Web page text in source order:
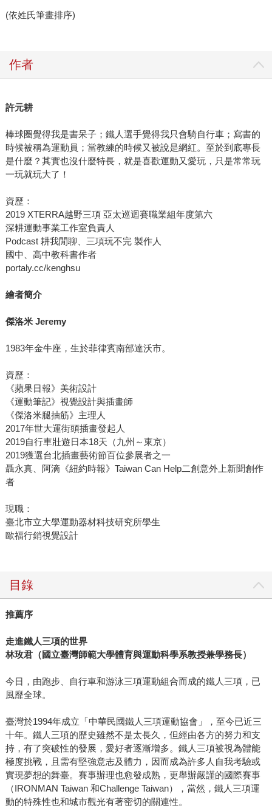
(依姓氏筆畫排序)
作者
許元耕
棒球圈覺得我是書呆子；鐵人選手覺得我只會騎自行車；寫書的
時候被稱為運動員；當教練的時候又被說是網紅。至於到底專長
是什麼？其實也沒什麼特長，就是喜歡運動又愛玩，只是常常玩
一玩就玩大了！
資歷：
2019 XTERRA越野三項 亞太巡迴賽職業組年度第六
深耕運動事業工作室負責人
Podcast 耕我閒聊、三項玩不完 製作人
國中、高中教科書作者
portaly.cc/kenghsu
繪者簡介
傑洛米Jeremy
1983年金牛座，生於菲律賓南部達沃市。
資歷：
《蘋果日報》美術設計
《運動筆記》視覺設計與插畫師
《傑洛米腿抽筋》主理人
2017年世大運街頭插畫發起人
2019自行車壯遊日本18天（九州～東京）
2019獲選台北插畫藝術節百位參展者之一
聶永真、阿滴《紐約時報》Taiwan Can Help二創意外上新聞創作
者
現職：
臺北市立大學運動器材科技研究所學生
歐福行銷視覺設計
目錄
推薦序
走進鐵人三項的世界
林玫君（國立臺灣師範大學體育與運動科學系教授兼學務長）
今日，由跑步、自行車和游泳三項運動組合而成的鐵人三項，已
風靡全球。
臺灣於1994年成立「中華民國鐵人三項運動協會」，至今已近三
十年。鐵人三項的歷史雖然不是太長久，但經由各方的努力和支
持，有了突破性的發展，愛好者逐漸增多。鐵人三項被視為體能
極度挑戰，且需有堅強意志及體力，因而成為許多人自我考驗或
實現夢想的舞臺。賽事辦理也愈發成熟，更舉辦嚴謹的國際賽事
（IRONMAN Taiwan 和Challenge Taiwan），當然，鐵人三項運
動的特殊性也和城市觀光有著密切的關連性。